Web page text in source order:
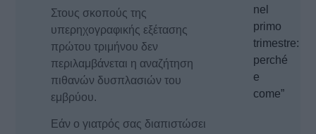
Στους σκοπούς της
υπερηχογραφικής εξέτασης
πρώτου τριμήνου δεν
περιλαμβάνεται η αναζήτηση
πιθανών δυσπλασιών του
εμβρύου.
Εάν ο γιατρός σας διαπιστώσει
nel
primo
trimestre:
perché
e
come”